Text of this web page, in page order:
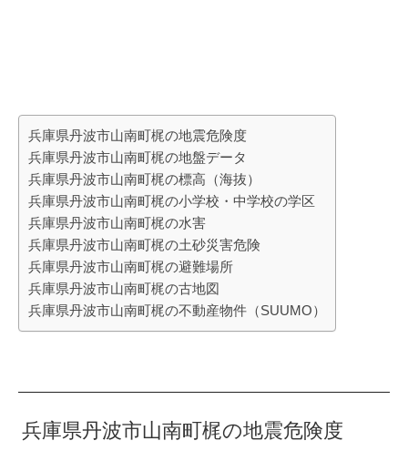
兵庫県丹波市山南町梶の地震危険度
兵庫県丹波市山南町梶の地盤データ
兵庫県丹波市山南町梶の標高（海抜）
兵庫県丹波市山南町梶の小学校・中学校の学区
兵庫県丹波市山南町梶の水害
兵庫県丹波市山南町梶の土砂災害危険
兵庫県丹波市山南町梶の避難場所
兵庫県丹波市山南町梶の古地図
兵庫県丹波市山南町梶の不動産物件（SUUMO）
兵庫県丹波市山南町梶の地震危険度